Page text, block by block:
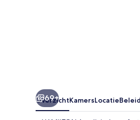
69+
OverzichtKamersLocatieBeleid